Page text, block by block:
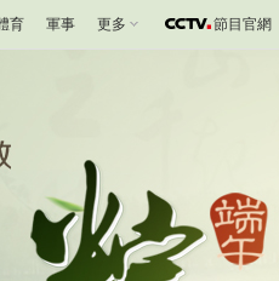
育 軍事 更多 節目官網